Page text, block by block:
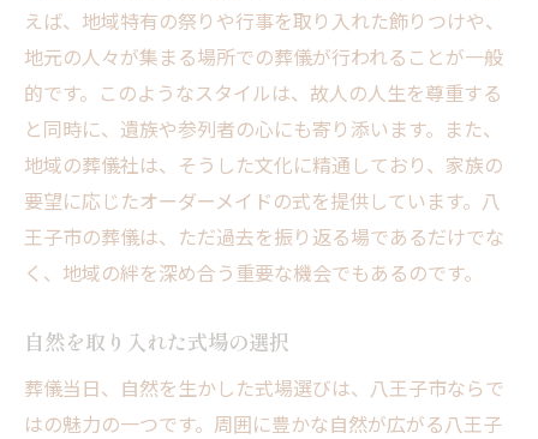
えば、地域特有の祭りや行事を取り入れた飾りつけや、
地元の人々が集まる場所での葬儀が行われることが一般
的です。このようなスタイルは、故人の人生を尊重する
と同時に、遺族や参列者の心にも寄り添います。また、
地域の葬儀社は、そうした文化に精通しており、家族の
要望に応じたオーダーメイドの式を提供しています。八
王子市の葬儀は、ただ過去を振り返る場であるだけでな
く、地域の絆を深め合う重要な機会でもあるのです。
自然を取り入れた式場の選択
葬儀当日、自然を生かした式場選びは、八王子市ならで
はの魅力の一つです。周囲に豊かな自然が広がる八王子